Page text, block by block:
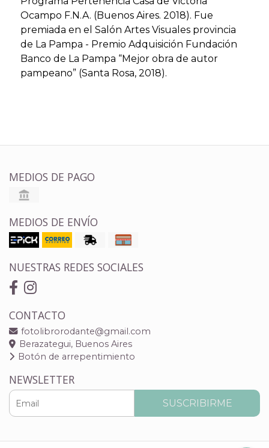
Ocampo F.N.A. (Buenos Aires. 2018). Fue
premiada en el Salón Artes Visuales provincia
de La Pampa - Premio Adquisición Fundación
Banco de La Pampa “Mejor obra de autor
pampeano” (Santa Rosa, 2018).
MEDIOS DE PAGO
MEDIOS DE ENVÍO
NUESTRAS REDES SOCIALES
CONTACTO
fotolibrorodante@gmail.com
Berazategui, Buenos Aires
Botón de arrepentimiento
NEWSLETTER
SUSCRIBIRME